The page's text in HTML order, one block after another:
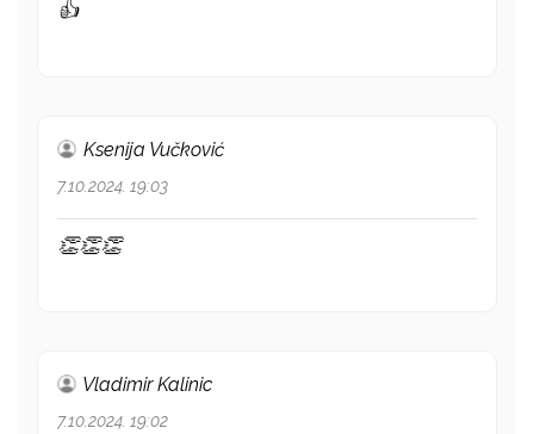
👍
Ksenija Vučković
7.10.2024. 19:03
👏👏👏
Vladimir Kalinic
7.10.2024. 19:02